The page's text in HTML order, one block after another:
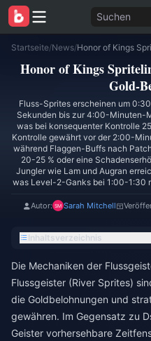
Suchen
Startseite/News/
Honor of Kings
Gold-
Fluss-Sprites erscheinen um
Sekunden bis zur 4:00-Minuten-
was bei konsequenter Kontrolle
Kontrolle gewährt vor der 2:00-
während Flaggen-Buffs nach
20-25 % oder eine
Jungler wie Lam und Augran
was Level-2-Ganks bei 1:00-1:30
Autor: Sarah Mitchell
Inhaltsverzeichnis
Die Mechaniken der
Flussgeister (River Sprites)
die Goldbelohnungen und
gewähren. Im Gegensatz zu
Geister vorhersehbare